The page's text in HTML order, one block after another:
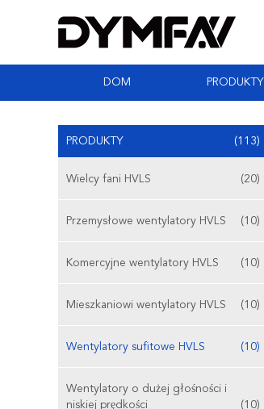
DOM PRODUKTY
PRODUKTY (113)
Wielcy fani HVLS (20)
Przemysłowe wentylatory HVLS (10)
Komercyjne wentylatory HVLS (10)
Mieszkaniowi wentylatory HVLS (10)
Wentylatory sufitowe HVLS (10)
Wentylatory o dużej głośności i
niskiej prędkości
(10)